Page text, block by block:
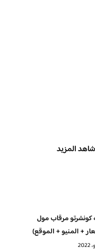
المزيد
كونشرتو مرقاب مول
+ المنيو + الموقع)